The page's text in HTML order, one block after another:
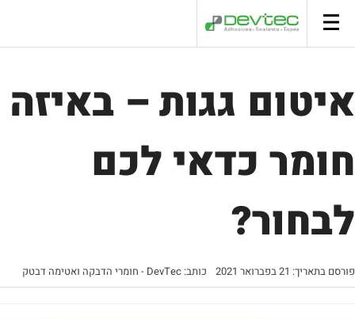
איטום גגות – באיזה
חומר כדאי לכם
לבחור?
פורסם בתאריך: 21 בפברואר 2021 כותב: DevTec - חומרי הדבקה ואטימה דבטק
סל קניות